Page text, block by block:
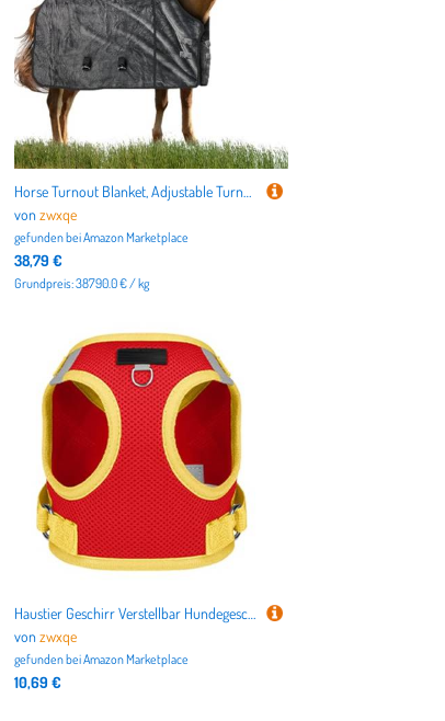
Horse Turnout Blanket, Adjustable Turnout Sheet, Warm Horse Blanket, Flannel Horse Sheet, Breathable Turnout Blanket, Winter Horse Turnout, Waterproof Horse Blanket, Insulated Horse Sheet
vonzwxqe
gefunden beiAmazon Marketplace
38,79 €
Grundpreis: 38790.0 € / kg
Haustier Geschirr Verstellbar Hundegeschirr Reflektierend Hundegeschirr Atmungsaktiv Kleine Hunde Geschirr Weich Hundegeschirr Hundegeschirr mit Tracker Slot Kleine Hunde Gassi Gassi Gassi Geschirr
vonzwxqe
gefunden beiAmazon Marketplace
10,69 €